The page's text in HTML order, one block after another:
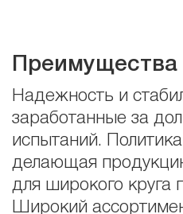
Надежность и
заработанные за
испытаний.
делающая
для широкого круга
Широкий